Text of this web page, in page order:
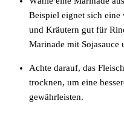
Beispiel eignet sich
und Kräutern gut für
Marinade mit Sojasauce
Achte darauf, das
trocknen, um eine
gewährleisten.